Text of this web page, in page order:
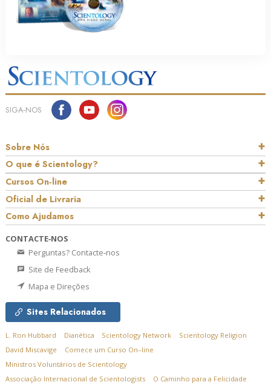
SIGA‑NOS
Sobre Nós
O que é Scientology?
Cursos On‑line
Oficial de Livraria
Como Ajudamos
CONTACTE‑NOS
Perguntas? Contacte‑nos
Site de Feedback
Mapa e Direções
Sites Relacionados
L. Ron Hubbard Dianética Scientology Network
Scientology Religion
David Miscavige
Comece um Curso On–line
Ministros Voluntários de Scientology
Associação Internacional de Scientologists
O Caminho para a Felicidade